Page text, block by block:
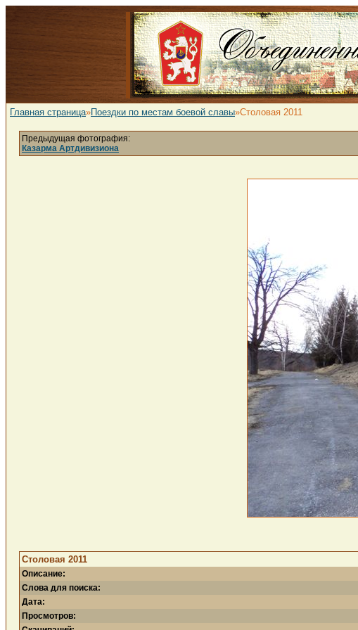
Главная страница»Поездки по местам боевой славы»Столовая 2011
Предыдущая фотография:
Казарма Артдивизиона
Столовая 2011
Описание:
Слова для поиска:
Дата:
Просмотров: